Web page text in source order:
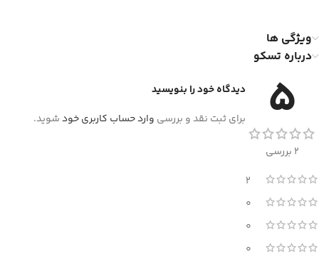
ویژگی ها
درباره تسکو
5
2 بررسی
2
0
0
0
دیدگاه خود را بنویسید
برای ثبت نقد و بررسی وارد حساب کاربری خودشوید.